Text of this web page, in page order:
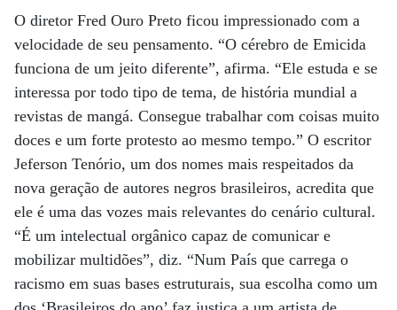
O diretor Fred Ouro Preto ficou impressionado com a
velocidade de seu pensamento. “O cérebro de Emicida
funciona de um jeito diferente”, afirma. “Ele estuda e se
interessa por todo tipo de tema, de história mundial a
revistas de mangá. Consegue trabalhar com coisas muito
doces e um forte protesto ao mesmo tempo.” O escritor
Jeferson Tenório, um dos nomes mais respeitados da
nova geração de autores negros brasileiros, acredita que
ele é uma das vozes mais relevantes do cenário cultural.
“É um intelectual orgânico capaz de comunicar e
mobilizar multidões”, diz. “Num País que carrega o
racismo em suas bases estruturais, sua escolha como um